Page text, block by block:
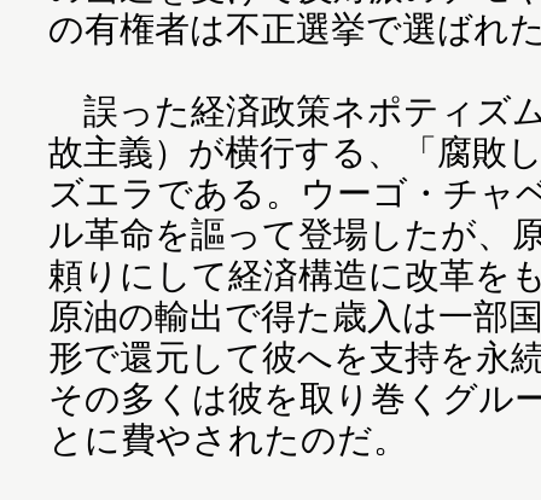
の有権者は不正選挙で選ばれ
誤った経済政策ネポティズ
故主義）が横行する、「腐敗
ズエラである。ウーゴ・チャ
ル革命を謳って登場したが、
頼りにして経済構造に改革を
原油の輸出で得た歳入は一部
形で還元して彼へを支持を永
その多くは彼を取り巻くグル
とに費やされたのだ。